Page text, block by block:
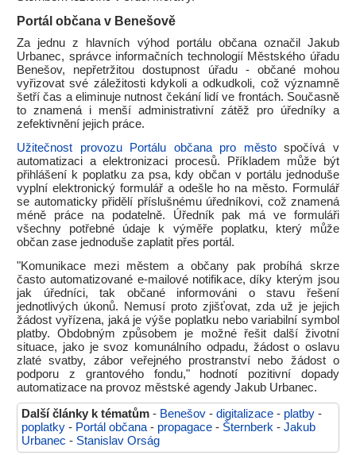
Portál občana v Benešově
Za jednu z hlavních výhod portálu občana označil Jakub
Urbanec, správce informačních technologií Městského úřadu
Benešov, nepřetržitou dostupnost úřadu - občané mohou
vyřizovat své záležitosti kdykoli a odkudkoli, což významně
šetří čas a eliminuje nutnost čekání lidí ve frontách. Současně
to znamená i menší administrativní zátěž pro úředníky a
zefektivnění jejich práce.
Užitečnost provozu Portálu občana pro městospočívá v
automatizaci a elektronizaci procesů. Příkladem může být
přihlášení k poplatku za psa, kdy občan v portálu jednoduše
vyplní elektronický formulář a odešle ho na město. Formulář
se automaticky přidělí příslušnému úředníkovi, což znamená
méně práce na podatelně. Úředník pak má ve formuláři
všechny potřebné údaje k výměře poplatku, který může
občan zase jednoduše zaplatit přes portál.
"Komunikace mezi městem a občany pak probíhá skrze
často automatizované e-mailové notifikace, díky kterým jsou
jak úředníci, tak občané informováni o stavu řešení
jednotlivých úkonů. Nemusí proto zjišťovat, zda už je jejich
žádost vyřízena, jaká je výše poplatku nebo variabilní symbol
platby. Obdobným způsobem je možné řešit další životní
situace, jako je svoz komunálního odpadu, žádost o oslavu
zlaté svatby, zábor veřejného prostranství nebo žádost o
podporu z grantového fondu," hodnotí pozitivní dopady
automatizace na provoz městské agendy Jakub Urbanec.
Další články k tématům - Benešov - digitalizace - platby -
poplatky - Portál občana - propagace - Šternberk - Jakub
Urbanec - Stanislav Orság